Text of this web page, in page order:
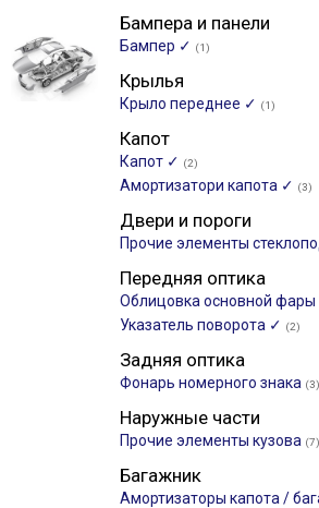
Бампера и панели
Бампер ✓ (1)
Крылья
Крыло переднее ✓ (1)
Капот
Капот ✓ (2)
Амортизатори капота ✓ (3)
Двери и пороги
Прочие элементы
Передняя оптика
Облицовка основной фары
Указатель поворота ✓ (2)
Задняя оптика
Фонарь номерного знака (3)
Наружные части
Прочие элементы кузова (7)
Багажник
Амортизаторы капота /